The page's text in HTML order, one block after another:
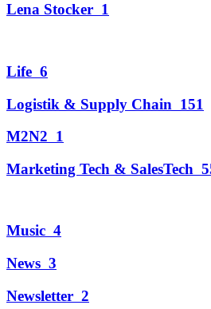
Lena Stocker 1
Life 6
Logistik & Supply Chain 151
M2N2 1
Marketing Tech & SalesTech
Music 4
News 3
Newsletter 2